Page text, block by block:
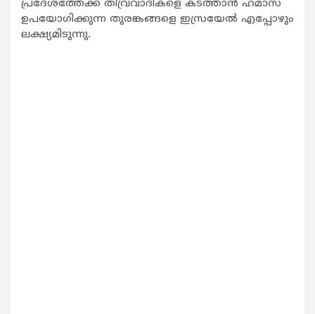
പ്രദേശത്തേക്ക് തീവ്രവാദികളെ കടത്താന്‍ ഹമാസ്
ഉപയോഗിക്കുന്ന തുരങ്കങ്ങളെ ഇസ്രയേല്‍ എപ്പോഴും
ലക്ഷ്യമിടുന്നു.